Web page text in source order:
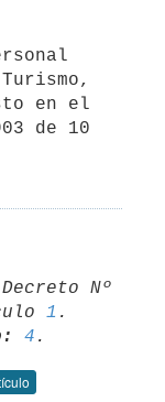
en el
de 10
Decreto Nº
1
4